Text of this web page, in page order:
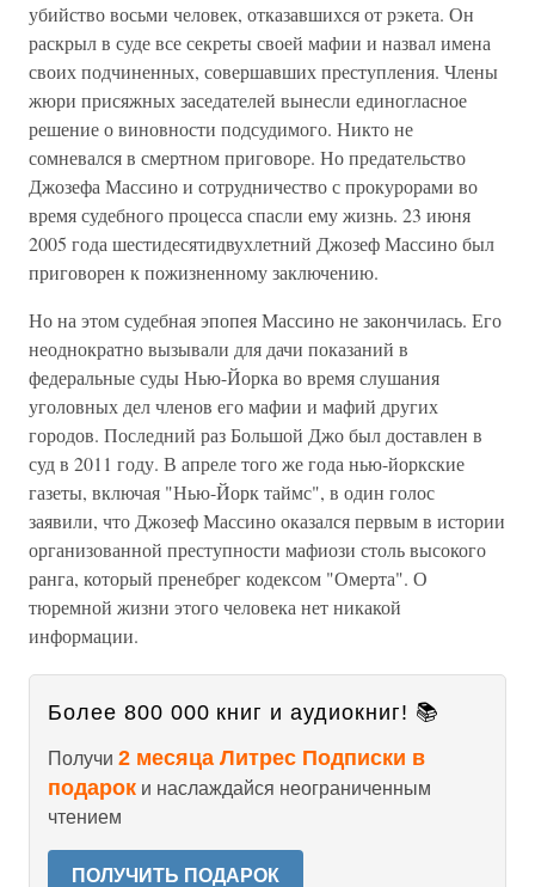
убийство восьми человек, отказавшихся от рэкета. Он
раскрыл в суде все секреты своей мафии и назвал имена
своих подчиненных, совершавших преступления. Члены
жюри присяжных заседателей вынесли единогласное
решение о виновности подсудимого. Никто не
сомневался в смертном приговоре. Но предательство
Джозефа Массино и сотрудничество с прокурорами во
время судебного процесса спасли ему жизнь. 23 июня
2005 года шестидесятидвухлетний Джозеф Массино был
приговорен к пожизненному заключению.
Но на этом судебная эпопея Массино не закончилась. Его
неоднократно вызывали для дачи показаний в
федеральные суды Нью-Йорка во время слушания
уголовных дел членов его мафии и мафий других
городов. Последний раз Большой Джо был доставлен в
суд в 2011 году. В апреле того же года нью-йоркские
газеты, включая "Нью-Йорк таймс", в один голос
заявили, что Джозеф Массино оказался первым в истории
организованной преступности мафиози столь высокого
ранга, который пренебрег кодексом "Омерта". О
тюремной жизни этого человека нет никакой
информации.
Более 800 000 книг и аудиокниг! 📚
Получи 2 месяца Литрес Подписки в
подарок и наслаждайся неограниченным
чтением
ПОЛУЧИТЬ ПОДАРОК